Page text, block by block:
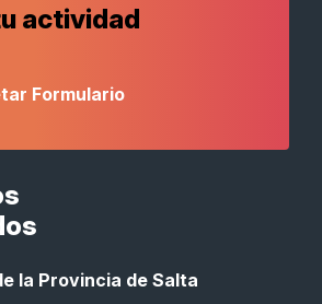
la Provincia de Salta
actividad
Formulario